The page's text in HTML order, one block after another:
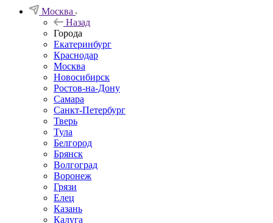
Москва
Назад
Города
Екатеринбург
Краснодар
Москва
Новосибирск
Ростов-на-Дону
Самара
Санкт-Петербург
Тверь
Тула
Белгород
Брянск
Волгоград
Воронеж
Грязи
Елец
Казань
Калуга